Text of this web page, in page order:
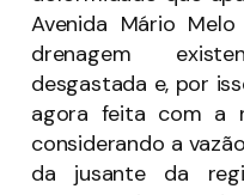
Avenida Mário
drenagem
desgastada e, por
agora feita com a
considerando a
da jusante da